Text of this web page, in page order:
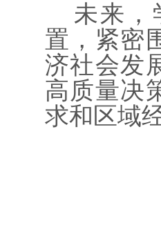
未来，
置，紧密
济社会发
高质量决
求和区域